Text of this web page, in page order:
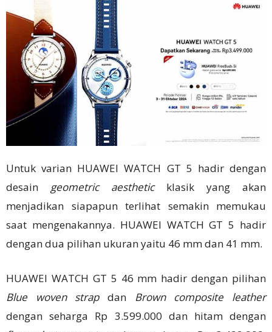
Untuk varian HUAWEI WATCH GT 5 hadir dengan
desain geometric aestheticklasik yang akan
menjadikan siapapun terlihat semakin memukau
saat mengenakannya. HUAWEI WATCH GT 5 hadir
dengan dua pilihan ukuran yaitu 46 mm dan 41 mm.
HUAWEI WATCH GT 5 46 mm hadir dengan pilihan
Blue woven strapdan Brown composite leather
dengan seharga Rp 3.599.000 dan hitam dengan